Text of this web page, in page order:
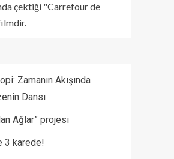
çektiği "Carrefour de
Zamanın Akışında
Dansı
Ağlar” projesi
3 karede!